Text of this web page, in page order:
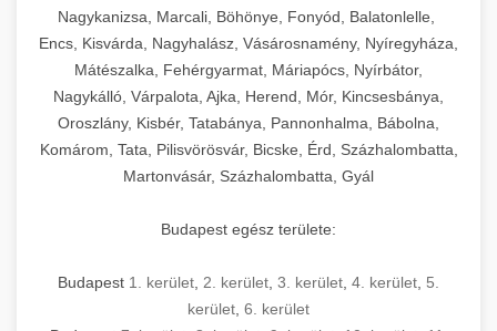
Nagykanizsa, Marcali, Böhönye, Fonyód, Balatonlelle,
Encs, Kisvárda, Nagyhalász, Vásárosnamény, Nyíregyháza,
Mátészalka, Fehérgyarmat, Máriapócs, Nyírbátor,
Nagykálló, Várpalota, Ajka, Herend, Mór, Kincsesbánya,
Oroszlány, Kisbér, Tatabánya, Pannonhalma, Bábolna,
Komárom, Tata, Pilisvörösvár, Bicske, Érd, Százhalombatta,
Martonvásár, Százhalombatta, Gyál
Budapest egész területe:
Budapest 1. kerület 2. kerület 3. kerület 4. kerület 5.
kerület 6. kerület